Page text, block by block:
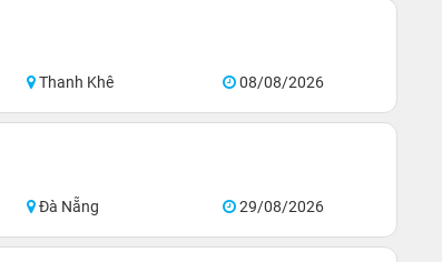
Thanh Khê 08/08/2026
Đà Nẵng 29/08/2026